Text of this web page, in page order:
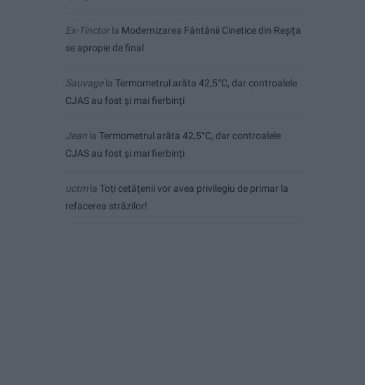
Ex-Tinctorla Modernizarea Fântânii Cinetice din Reșița
se apropie de final
Sauvagela Termometrul arăta 42,5°C, dar controalele
CJAS au fost și mai fierbinți
Jean la Termometrul arăta 42,5°C, dar controalele
CJAS au fost și mai fierbinți
uctmla Toți cetățenii vor avea privilegiu de primar la
refacerea străzilor!